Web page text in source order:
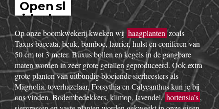
fruitbomen, bodembedekkers, siergrassen, coniferen, rozen,
bamboes, klimplanten enz. volgen wij de seizoenen. Zo kun
je bij ons ook terecht voor een breed gamma éénjarige
zomerbloeiers (perkplanten). De overzichtelijke indeling, de
brede paden, hetuitgebreide assortimenten de grote
hoeveelheden geven je de kans om snel en handig alles te
vinden wat je nodig hebt.
Open sl
idesho